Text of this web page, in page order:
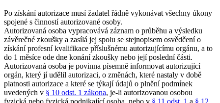
Po získání autorizace musí žadatel řádně vykonávat všechny úkony
spojené s činností autorizované osoby.
Autorizovaná osoba vypracovává záznam o průběhu a výsledku
závěrečné zkoušky a zasílá jej spolu se stejnopisem osvědčení o
získání profesní kvalifikace příslušnému autorizujícímu orgánu, a to
do 1 měsíce ode dne konání zkoušky nebo její poslední části.
Autorizovaná osoba je povinna písemně informovat autorizující
orgán, který jí udělil autorizaci, o změnách, které nastaly v době
platnosti autorizace a které se týkají údajů o plnění podmínek
uvedených v § 10 odst. 1 zákona, je-li autorizovanou osobou